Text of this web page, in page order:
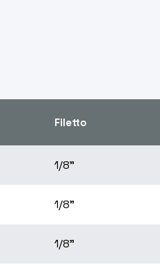
Filetto
1/8"
1/8"
1/8"